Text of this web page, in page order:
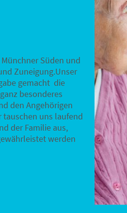
Süden und
Zuneigung.Unser
gemacht die
besonderes
den Angehörigen
tauschen uns laufend
der Familie aus,
werden